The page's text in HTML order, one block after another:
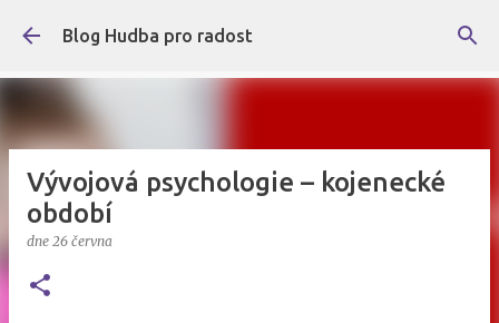
Přeskočit na hlavní obsah
Blog Hudba pro radost
Vývojová psychologie – kojenecké
období
dne 26 června